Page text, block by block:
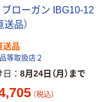
ブローガン IBG10-12
送品）
送品
等取扱店２
日 8月24日（月）まで
（税込）